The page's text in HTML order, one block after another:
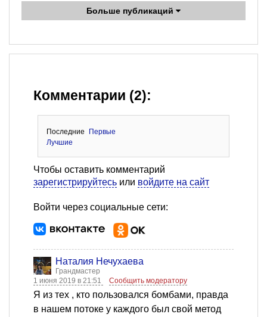
Больше публикаций
Комментарии (2):
Последние
Первые
Лучшие
Чтобы оставить комментарий
зарегистрируйтесь или войдите на сайт
Войти через социальные сети:
Наталия Нечухаева
Грандмастер
1 июня 2019 в 21:51
Сообщить модератору
Я из тех , кто пользовался бомбами, правда
в нашем потоке у каждого был свой метод